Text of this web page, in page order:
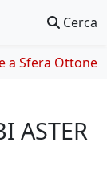
Cerca
a Sfera Ottone
ASTER